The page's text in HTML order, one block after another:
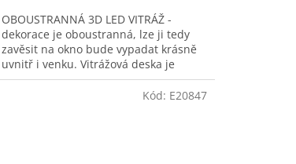
OBOUSTRANNÁ 3D LED VITRÁŽ -
dekorace je oboustranná, lze ji tedy
zavěsit na okno bude vypadat krásně
uvnitř i venku. Vitrážová deska je
vyrobena z odolného plastu s
Kód: E20847